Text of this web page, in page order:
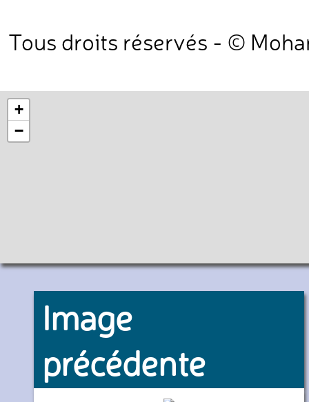
Tous droits réservés - ©
+
−
Image
précédente